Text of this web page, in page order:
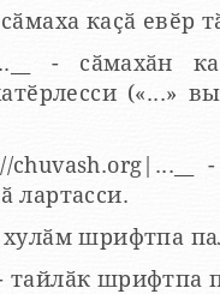
сӑмаха каҫӑ евӗр
- сӑмахӑн
(«...»
лартасси.
шрифтпа
тайлӑк шрифтпа